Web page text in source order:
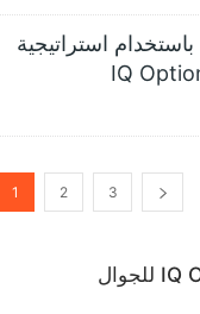
باستخدام استراتيجية
1 2 3